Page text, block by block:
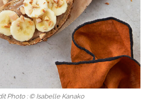
Photo : © Isabelle Kanako